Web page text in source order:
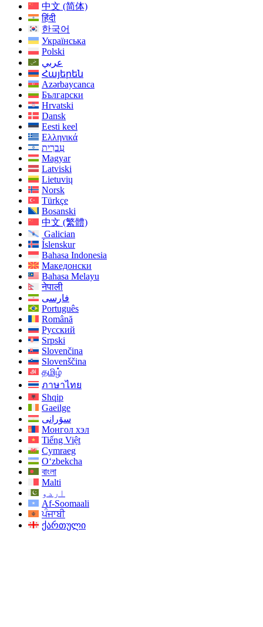
中文 (简体)
हिंदी
한국어
Українська
Polski
عربي
Հայերեն
Azərbaycanca
Български
Hrvatski
Dansk
Eesti keel
Ελληνικά
עִברִית
Magyar
Latviski
Lietuvių
Norsk
Türkçe
Bosanski
中文 (繁體)
Galician
Íslenskur
Bahasa Indonesia
Македонски
Bahasa Melayu
नेपाली
فارسی
Português
Română
Русский
Srpski
Slovenčina
Slovenščina
தமிழ்
ภาษาไทย
Shqip
Gaeilge
سۆرانی
Монгол хэл
Tiếng Việt
Cymraeg
O‘zbekcha
বাংলা
Malti
اردو
Af-Soomaali
ਪੰਜਾਬੀ
ქართული